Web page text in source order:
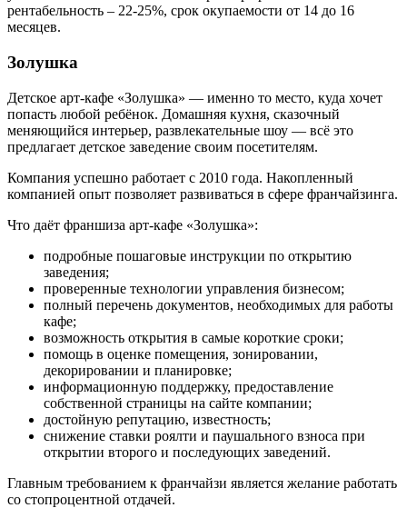
рентабельность – 22-25%, срок окупаемости от 14 до 16
месяцев.
Золушка
Детское арт-кафе «Золушка» — именно то место, куда хочет
попасть любой ребёнок. Домашняя кухня, сказочный
меняющийся интерьер, развлекательные шоу — всё это
предлагает детское заведение своим посетителям.
Компания успешно работает с 2010 года. Накопленный
компанией опыт позволяет развиваться в сфере франчайзинга.
Что даёт франшиза арт-кафе «Золушка»:
подробные пошаговые инструкции по открытию
заведения;
проверенные технологии управления бизнесом;
полный перечень документов, необходимых для работы
кафе;
возможность открытия в самые короткие сроки;
помощь в оценке помещения, зонировании,
декорировании и планировке;
информационную поддержку, предоставление
собственной страницы на сайте компании;
достойную репутацию, известность;
снижение ставки роялти и паушального взноса при
открытии второго и последующих заведений.
Главным требованием к франчайзи является желание работать
со стопроцентной отдачей.